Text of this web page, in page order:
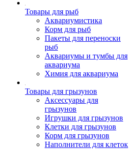
Товары для рыб
Аквариумистика
Корм для рыб
Пакеты для переноски
рыб
Аквариумы и тумбы для
аквариума
Химия для аквариума
Товары для грызунов
Аксессуары для
грызунов
Игрушки для грызунов
Клетки для грызунов
Корм для грызунов
Наполнители для клеток